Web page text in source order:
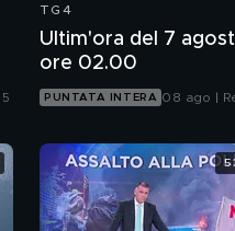
Gli
TG4
Ultim'ora del 7
ore 02.00
PUNTATA INTERA 08 ago |